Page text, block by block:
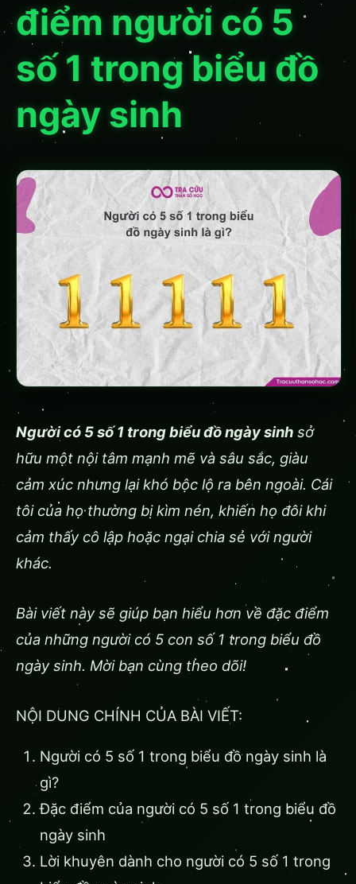
điểm người có 5
số 1 trong biểu đồ
ngày sinh
Người có 5 số 1 trong biểu đồ ngày sinh sở
hữu một nội tâm mạnh mẽ và sâu sắc, giàu
cảm xúc nhưng lại khó bộc lộ ra bên ngoài. Cái
tôi của họ thường bị kìm nén, khiến họ đôi khi
cảm thấy cô lập hoặc ngại chia sẻ với người
khác.
Bài viết này sẽ giúp bạn hiểu hơn về đặc điểm
của những người có 5 con số 1 trong biểu đồ
ngày sinh. Mời bạn cùng theo dõi!
NỘI DUNG CHÍNH CỦA BÀI VIẾT:
Người có 5 số 1 trong biểu đồ ngày sinh là
gì?
Đặc điểm của người có 5 số 1 trong biểu đồ
ngày sinh
Lời khuyên dành cho người có 5 số 1 trong